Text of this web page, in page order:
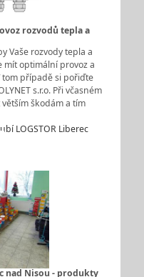
rozvodů tepla a
Vaše rozvody tepla a
mít optimální provoz a
tom případě si pořiďte
s.r.o. Při včasném
škodám a tím
LOGSTOR Liberec
nad Nisou - produkty